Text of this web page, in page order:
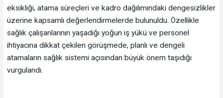
eksikliği, atama süreçleri ve kadro dağılımındaki dengesizlikler
üzerine kapsamlı değerlendirmelerde bulunuldu. Özellikle
sağlık çalışanlarının yaşadığı yoğun iş yükü ve personel
ihtiyacına dikkat çekilen görüşmede, planlı ve dengeli
atamaların sağlık sistemi açısından büyük önem taşıdığı
vurgulandı.